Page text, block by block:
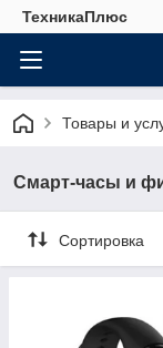
ТехникаПлюс
Товары и
Смарт-часы и
Сортировка